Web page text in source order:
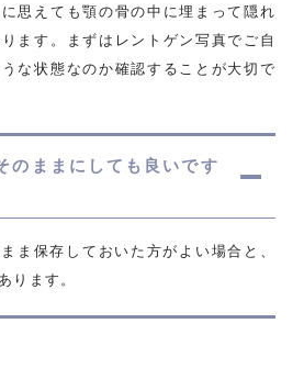
思えても顎の骨の中に埋まって隠れ
ます。まずはレントゲン写真でご自
な状態なのか確認することが大切で
のままにしても良いです
ま保存しておいた方がよい場合と、
ります。